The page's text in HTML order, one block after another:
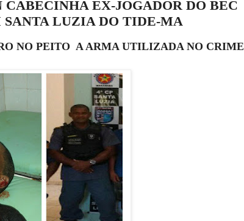
EX-JOGADOR DO BEC
LUZIA DO TIDE-MA
NO PEITO A ARMA UTILIZADA NO CRIME